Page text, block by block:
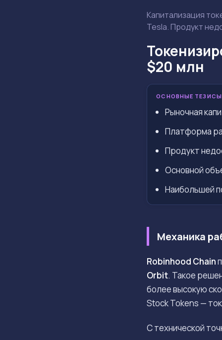
Капитализация
Tesla. Продукт
$20 млн
ОСНОВНЫЕ ТЕЗИСЫ
Рыночная
Платформа
Продукт
Основной
Наибольшей
Механика
Robinhood Chain
Orbit. Такое
более высокую
Stock Tokens —
С технической